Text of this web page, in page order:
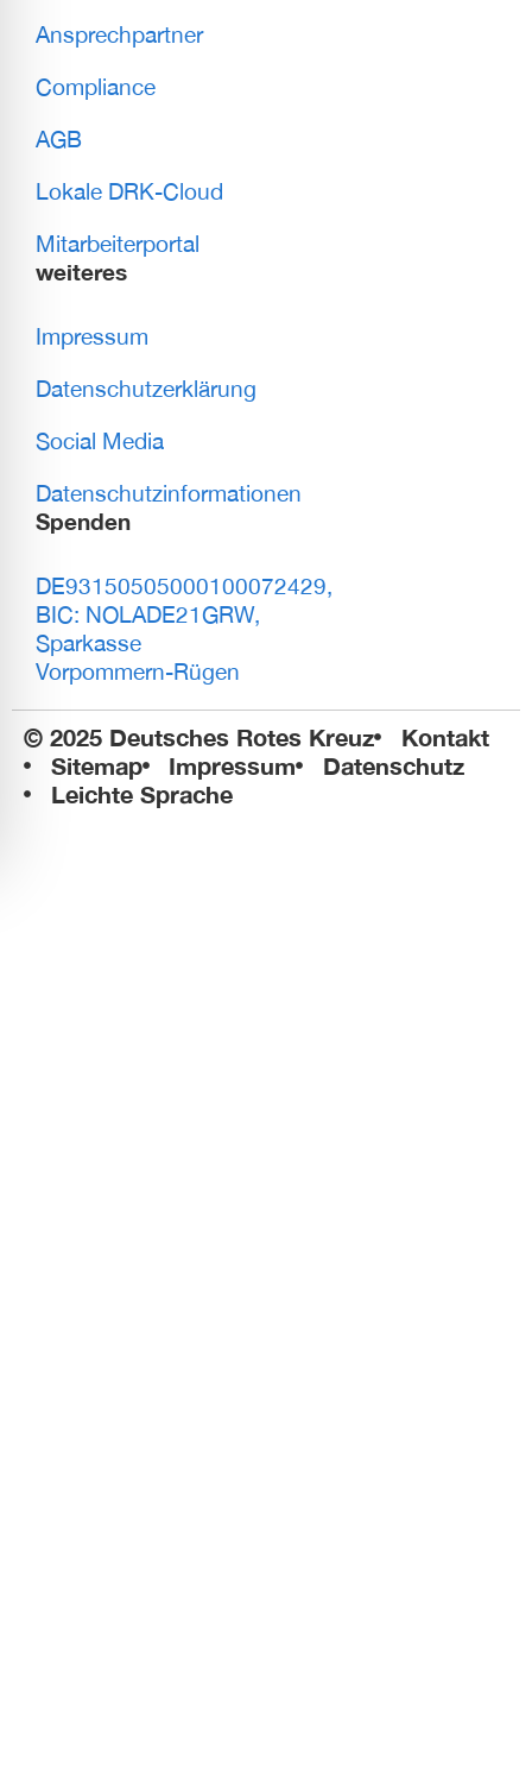
Ansprechpartner
Compliance
AGB
Lokale DRK-Cloud
Mitarbeiterportal
weiteres
Impressum
Datenschutzerklärung
Social Media
Datenschutzinformationen
Spenden
DE93150505000100072429,
BIC: NOLADE21GRW,
Sparkasse
Vorpommern-Rügen
© 2025 Deutsches Rotes Kreuz
Kontakt
Sitemap
Impressum
Datenschutz
Leichte Sprache